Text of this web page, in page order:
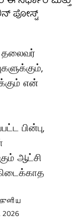
ಪೋಸ್ಟ್
தலைவர்
என்
பின்பு,
ஆட்சி